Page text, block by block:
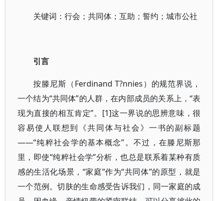
关键词：行会；共同体；互助；誓约；城市公社
引言
按滕尼斯（Ferdinand T?nnies）的规范界说，
一个结为“共同体”的人群，在内部成员的关系上，“表
现为直接的相互肯定”。[1]这一界说的思辨意味，很
容易使人联想到《共同体与社会》一书的副标题
——“纯粹社会学的基本概念”。不过，在滕尼斯那
里，即使“纯粹社会学”分析，也总是联系着某种有质
感的生活化场景，“家庭”作为“共同体”的原型，就是
一个范例。切肤的生命感受告诉我们，同一家庭的成